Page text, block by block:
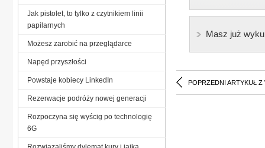
Masz już
POPRZEDNI ARTYKUŁ Z
Jak pistolet, to tylko z czytnikiem linii
papilarnych
Możesz zarobić na przeglądarce
Napęd przyszłości
Powstaje kobiecy LinkedIn
Rezerwacje podróży nowej generacji
Rozpoczyna się wyścig po technologię
6G